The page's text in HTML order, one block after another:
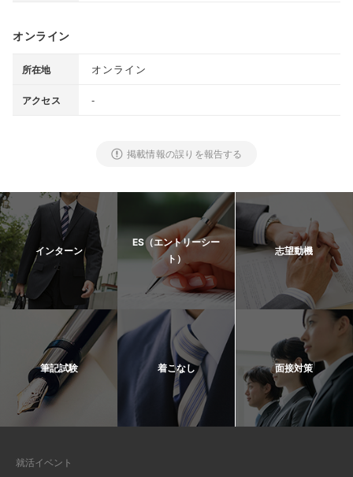
オンライン
所在地 オンライン
アクセス -
掲載情報の誤りを報告する
インターン
ES（エントリーシー
ト）
志望動機
筆記試験 着こなし 面接対策
就活イベント